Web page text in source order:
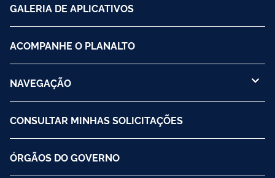
GALERIA DE APLICATIVOS
ACOMPANHE O PLANALTO
NAVEGAÇÃO
CONSULTAR MINHAS SOLICITAÇÕES
ÓRGÃOS DO GOVERNO